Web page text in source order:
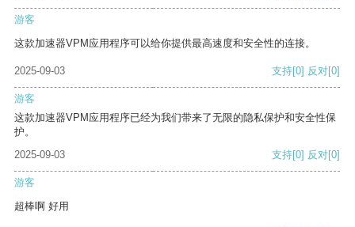
游客
这款加速器VPM应用程序可以给你提供最高速度和安全性的连接。
2025-09-03 支持[0] 反对[0]
游客
这款加速器VPM应用程序已经为我们带来了无限的隐私保护和安全性保
护。
2025-09-03
支持[0] 反对[0]
游客
超棒啊 好用